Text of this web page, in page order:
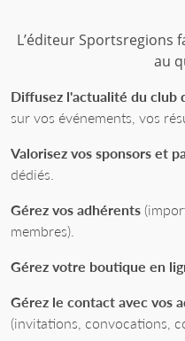
L’éditeur Sportsregions
au
Diffusez l'actualité du club
sur vos événements, vos
Valorisez vos sponsors et
dédiés.
Gérez vos adhérents
membres).
Gérez votre boutique en
Gérez le contact avec vos
(invitations, convocations,